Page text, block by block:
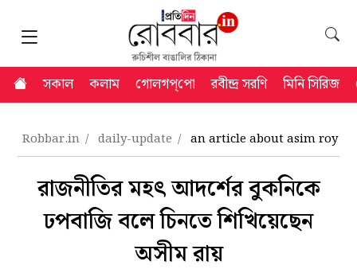
সকাল কলাম গোলগপ্‌পো রবীন্দ্র সরণি মিনি সিরিজ
Robbar.in daily-update an article about asim roy
রাজনীতির মহৎ আদর্শের বুকনিকে
ঢপবাজি বলে চিনতে শিখিয়েছেন
অসীম রায়